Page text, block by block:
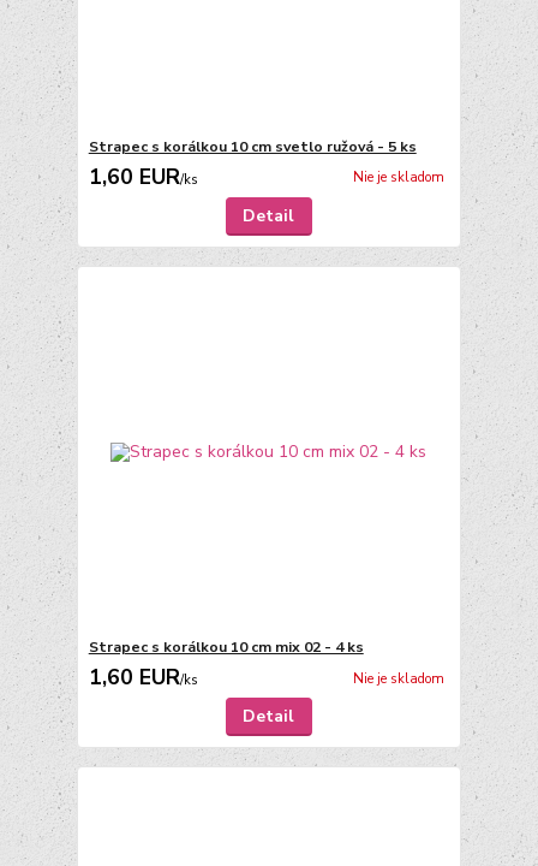
Strapec s korálkou 10 cm svetlo ružová - 5 ks
1,60 EUR/ks Nie je skladom
Detail
Strapec s korálkou 10 cm mix 02 - 4 ks
1,60 EUR/ks Nie je skladom
Detail